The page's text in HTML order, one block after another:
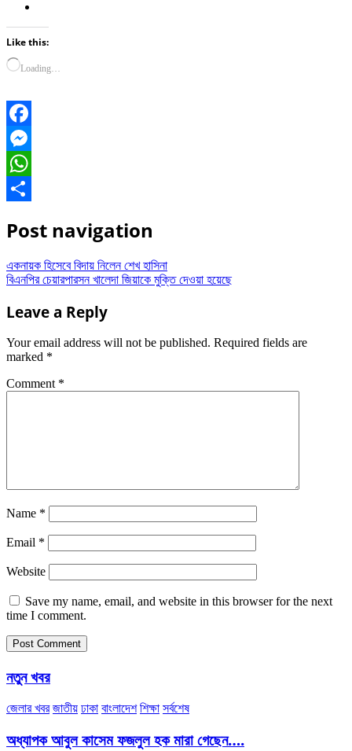
Like this:
Loading…
Facebook
Messenger
WhatsApp
Post navigation
একনায়ক হিসেবে বিদায় নিলেন শেখ হাসিনা
বিএনপির চেয়ারপারসন খালেদা জিয়াকে মুক্তি দেওয়া হয়েছে
Leave a Reply
Your email address will not be published. Required fields are
marked *
Comment *
Name *
Email *
Website
Save my name, email, and website in this browser for the next
time I comment.
নতুন খবর
জেলার খবর জাতীয় ঢাকা বাংলাদেশ শিক্ষা সর্বশেষ
অধ্যাপক আবুল কাসেম ফজলুল হক মারা গেছেন….